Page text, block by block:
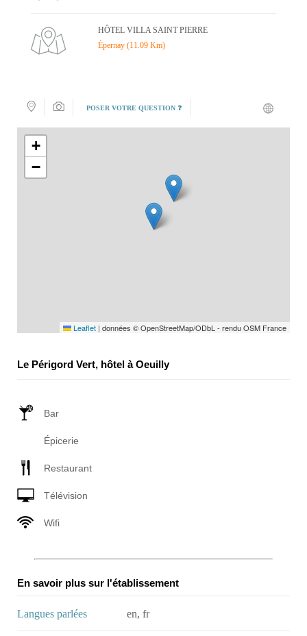
HÔTEL VILLA SAINT PIERRE
Épernay (11.09 Km)
POSER VOTRE QUESTION ❓
+
−
Leaflet | données © OpenStreetMap/ODbL - rendu OSM France
Le Périgord Vert, hôtel à Oeuilly
Bar
Épicerie
Restaurant
Télévision
Wifi
En savoir plus sur l'établissement
Langues parlées en, fr